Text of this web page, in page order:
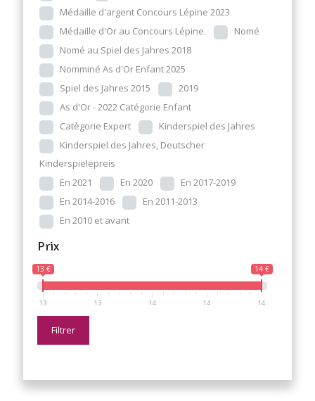
Médaille d'argent Concours Lépine 2023
Médaille d'Or au Concours Lépine.
Nomé
Nomé au Spiel des Jahres 2018
Nomminé As d'Or Enfant 2025
Spiel des Jahres 2015
2019
As d'Or - 2022 Catégorie Enfant
Catègorie Expert
Kinderspiel des Jahres
Kinderspiel des Jahres, Deutscher
Kinderspielepreis
En 2021
En 2020
En 2017-2019
En 2014-2016
En 2011-2013
En 2010 et avant
Prix
13 € 14 €
13 13 14 14 14
Filtrer